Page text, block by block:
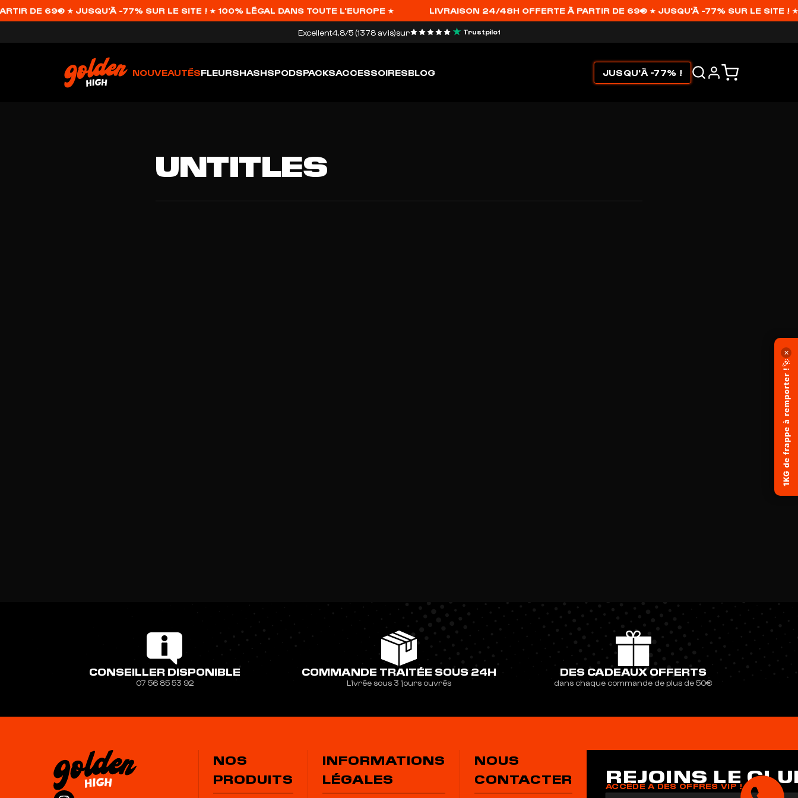
DE 69€ ★ JUSQU'À -77% SUR LE SITE ! ★ 100% LÉGAL DANS TOUTE L'EUROPE ★ LIVRAISON 24/48H OFFERTE À PARTIR DE 69€ ★ JUSQU'À -77% SUR LE SITE ! ★
Excellent4.8/5 (1378 avis)sur Trustpilot
NOUVEAUTÉSFLEURSHASHSPODSPACKSACCESSOIRESBLOG JUSQU'À -77% !
UNTITLES
CONSEILLER DISPONIBLE
07 56 85 53 92
COMMANDE TRAITÉE SOUS 24H
Livrée sous 3 jours ouvrés
DES CADEAUX OFFERTS
dans chaque commande de plus de 50€
NOS
PRODUITS
INFORMATIONS
LÉGALES
NOUS
CONTACTER
REJOINS LE
ACCÈDE A DES OFFRES VIP !
✕
🎉
1KG de frappe à remporter !